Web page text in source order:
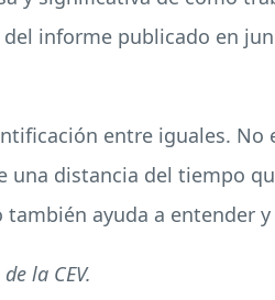
informe publicado en
entre iguales.
una distancia del tiempo
ayuda a entender
la CEV.